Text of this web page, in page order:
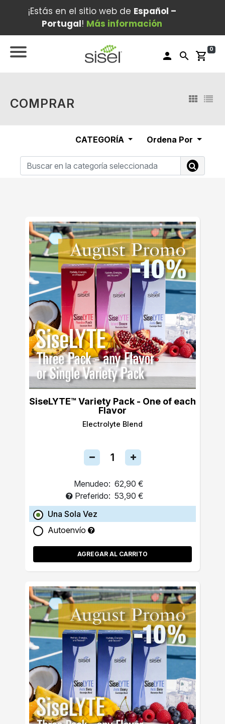
¡Estás en el sitio web de Español –
Portugal! Más información
person search shopping_cart
0
COMPRAR
CATEGORÍA Ordena Por
SiseLYTE™ Variety Pack - One of each
Flavor
Electrolyte Blend
Menudeo: 62,90 €
Preferido: 53,90 €
Una Sola Vez
Autoenvío
AGREGAR AL CARRITO